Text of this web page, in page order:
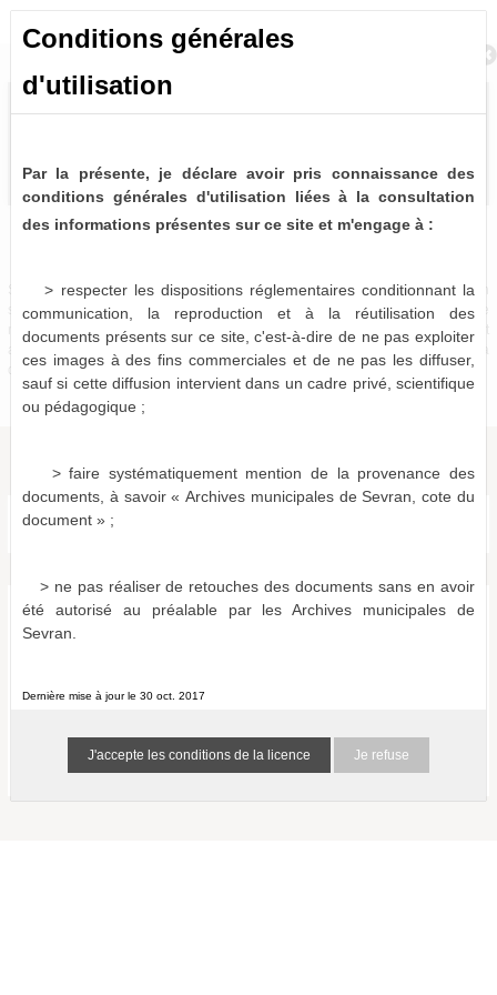
Bulletins et journaux municipaux de Sevran
Sources historiques précieuses, les bulletins et journaux municipaux de Sevran
sont désormais partiellement disponibles à la consultation virtuelle. Pour le
moment, seules les périodes 1963-1975, 1986-1987 et 1996-2001 sont
actuellement numérisées et consultables en ligne, le reste devant être mis à
disposition dans les mois qui viennent.
Bulletins et journaux municipaux de Sevran
Aucun document ne correspond aux termes de recherche
spécifiés :
Vérifiez l'orthographe des termes recherchés.
Conditions générales
d'utilisation
Par la présente, je déclare avoir pris connaissance des
conditions générales d'utilisation liées à la consultation
des informations présentes sur ce site et m'engage à :
> respecter les dispositions réglementaires conditionnant la
communication, la reproduction et à la réutilisation des
documents présents sur ce site, c'est-à-dire de ne pas exploiter
ces images à des fins commerciales et de ne pas les diffuser,
sauf si cette diffusion intervient dans un cadre privé, scientifique
ou pédagogique ;
> faire systématiquement mention de la provenance des
documents, à savoir « Archives municipales de Sevran, cote du
document » ;
> ne pas réaliser de retouches des documents sans en avoir
été autorisé au préalable par les Archives municipales de
Sevran.
Dernière mise à jour le 30 oct. 2017
Je refuse